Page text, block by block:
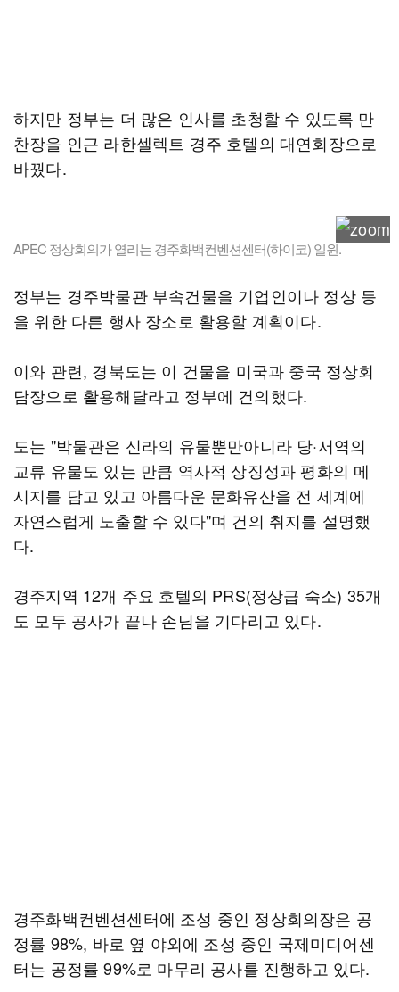
하지만 정부는 더 많은 인사를 초청할 수 있도록 만
찬장을 인근 라한셀렉트 경주 호텔의 대연회장으로
바꿨다.
APEC 정상회의가 열리는 경주화백컨벤션센터(하이코) 일원.
정부는 경주박물관 부속건물을 기업인이나 정상 등
을 위한 다른 행사 장소로 활용할 계획이다.
이와 관련, 경북도는 이 건물을 미국과 중국 정상회
담장으로 활용해달라고 정부에 건의했다.
도는 "박물관은 신라의 유물뿐만아니라 당·서역의
교류 유물도 있는 만큼 역사적 상징성과 평화의 메
시지를 담고 있고 아름다운 문화유산을 전 세계에
자연스럽게 노출할 수 있다"며 건의 취지를 설명했
다.
경주지역 12개 주요 호텔의 PRS(정상급 숙소) 35개
도 모두 공사가 끝나 손님을 기다리고 있다.
경주화백컨벤션센터에 조성 중인 정상회의장은 공
정률 98%, 바로 옆 야외에 조성 중인 국제미디어센
터는 공정률 99%로 마무리 공사를 진행하고 있다.